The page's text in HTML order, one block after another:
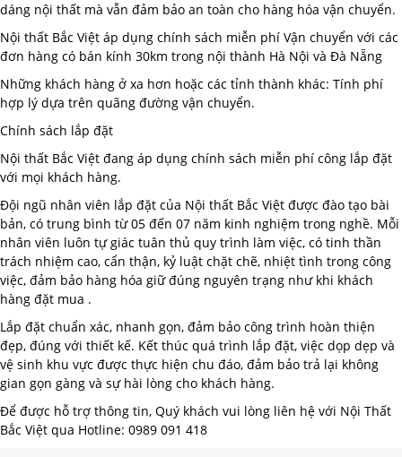
dáng nội thất mà vẫn đảm bảo an toàn cho hàng hóa vận chuyển.
Nội thất Bắc Việt áp dụng chính sách miễn phí Vận chuyển với các
đơn hàng có bán kính 30km trong nội thành Hà Nội và Đà Nẵng
Những khách hàng ở xa hơn hoặc các tỉnh thành khác: Tính phí
hợp lý dựa trên quãng đường vận chuyển.
Chính sách lắp đặt
Nội thất Bắc Việt đang áp dụng chính sách miễn phí công lắp đặt
với mọi khách hàng.
Đội ngũ nhân viên lắp đặt của Nội thất Bắc Việt được đào tạo bài
bản, có trung bình từ 05 đến 07 năm kinh nghiệm trong nghề. Mỗi
nhân viên luôn tự giác tuân thủ quy trình làm việc, có tinh thần
trách nhiệm cao, cẩn thận, kỷ luật chặt chẽ, nhiệt tình trong công
việc, đảm bảo hàng hóa giữ đúng nguyên trạng như khi khách
hàng đặt mua .
Lắp đặt chuẩn xác, nhanh gọn, đảm bảo công trình hoàn thiện
đẹp, đúng với thiết kế. Kết thúc quá trình lắp đặt, việc dọp dẹp và
vệ sinh khu vực được thực hiện chu đáo, đảm bảo trả lại không
gian gọn gàng và sự hài lòng cho khách hàng.
Để được hỗ trợ thông tin, Quý khách vui lòng liên hệ với Nội Thất
Bắc Việt qua Hotline: 0989 091 418